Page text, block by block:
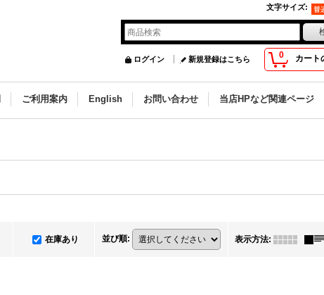
文字サイズ:
0 カート
ログイン 新規登録はこちら
ご利用案内 English お問い合わせ 当店HPなど関連ページ
在庫あり 並び順: 表示方法: